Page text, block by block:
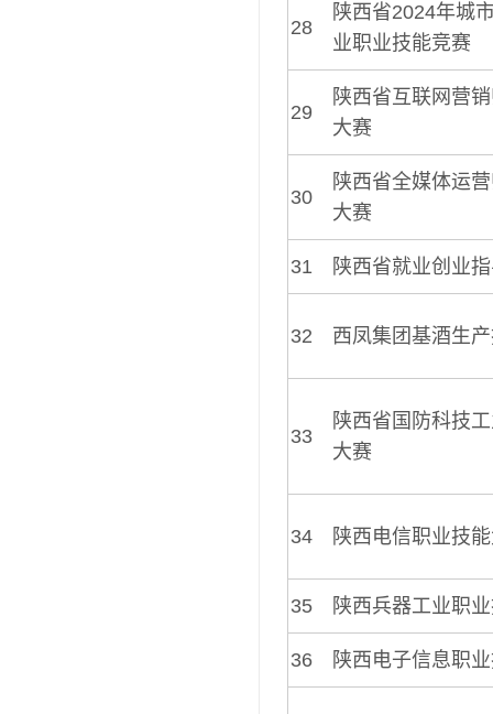
28
陕西省2024年城
业职业技能竞赛
29
陕西省互联网营
大赛
30
陕西省全媒体运
大赛
31 陕西省就业创业
32 西凤集团基酒生
33
陕西省国防科技
大赛
34 陕西电信职业技
35 陕西兵器工业职
36 陕西电子信息职